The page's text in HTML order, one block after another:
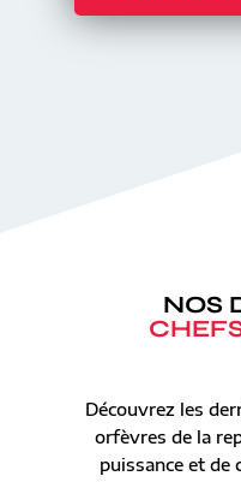
NOS
Découvrez les
orfèvres de la
puissance et de